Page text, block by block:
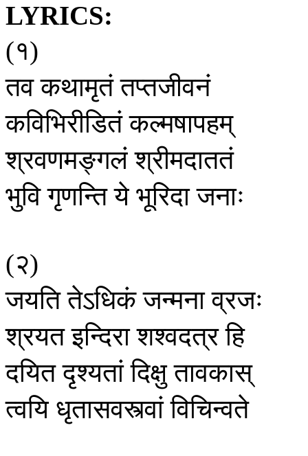
LYRICS:
(१)
तवकथामृतंतप्तजीवनं
कविभिरीडितंकल्मषापहम्
श्रवणमङ्गलंश्रीमदाततं
भुविगृणन्तियेभूरिदाजनाः
(२)
जयतितेऽधिकंजन्मनाव्रजः
श्रयतइन्दिराशश्वदत्रहि
दयितदृश्यतांदिक्षुतावकास्
त्वयि धृतासवस्त्वांविचिन्वते